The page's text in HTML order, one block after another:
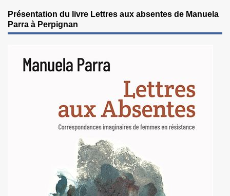
Présentation du livre Lettres aux absentes de Manuela
Parra à Perpignan